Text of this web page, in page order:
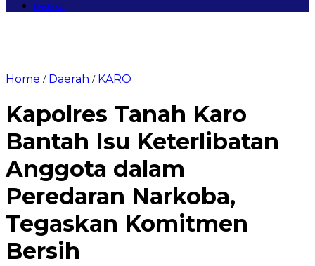
Redaksi
Home / Daerah / KARO
Kapolres Tanah Karo
Bantah Isu Keterlibatan
Anggota dalam
Peredaran Narkoba,
Tegaskan Komitmen
Bersih